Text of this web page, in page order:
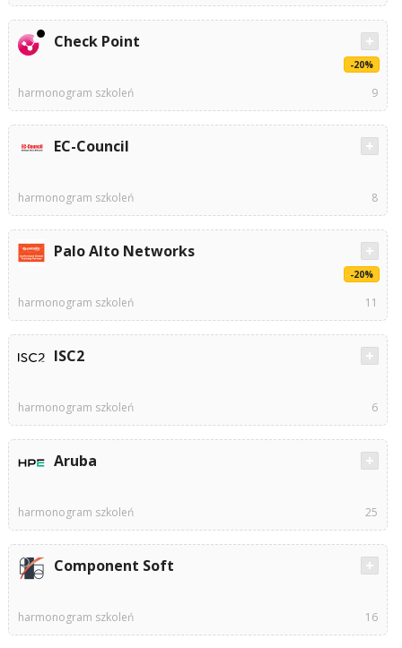
Check Point
-20%
harmonogram szkoleń 9
EC-Council
harmonogram szkoleń 8
Palo Alto Networks
-20%
harmonogram szkoleń 11
ISC2
harmonogram szkoleń 6
Aruba
harmonogram szkoleń 25
Component Soft
harmonogram szkoleń 16